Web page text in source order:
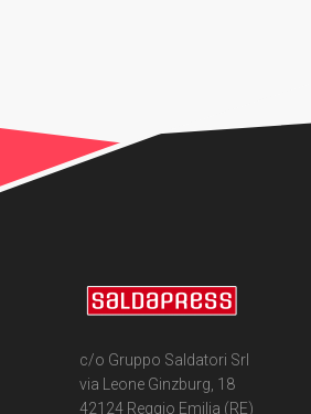
c/o Gruppo Saldatori Srl
via Leone Ginzburg, 18
42124 Reggio Emilia (RE)